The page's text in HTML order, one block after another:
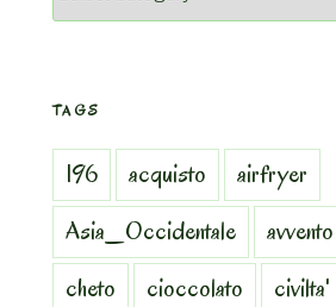
TAGS
196 acquisto
airfryer
Asia_Occidentale
avvento
cheto
cioccolato civilta'